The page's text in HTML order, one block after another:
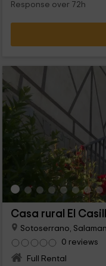
Response over 72h
Casa rural El
Sotoserrano,
0 reviews
Full Rental